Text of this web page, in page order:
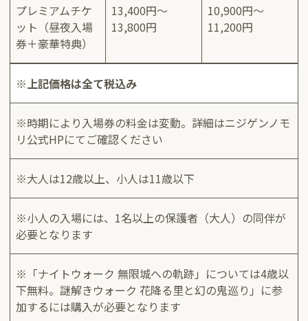
プレミアムチケ
ット（昼夜入場
券＋豪華特典）
13,400円～
13,800円
10,900円～
11,200円
※上記価格は全て税込み
※時期により入場券の料金は変動。詳細はニジゲンノモ
リ公式HPにてご確認ください
※大人は12歳以上、小人は11歳以下
※小人の入場には、1名以上の保護者（大人）の同伴が
必要となります
※「ナイトウォーク 無限城への軌跡」については4歳以
下無料。謎解きウォーク 花降る里と幻の鬼巡り」に参
加するには購入が必要となります